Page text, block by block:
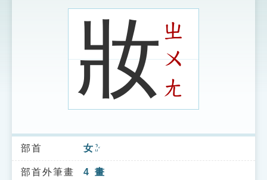
索引選單
知識索引
示
妝ㄓ
ㄨ
ㄤ
部首 女 ㄋㄩˇ
部首外筆畫 4 畫